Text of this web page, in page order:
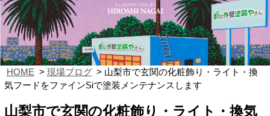
HOME 現場ブログ
山梨市で玄関の化粧飾り・ライト・換
気フードをファインSiで塗装メンテナンスします
山梨市で玄関の化粧飾り・ライト・換気